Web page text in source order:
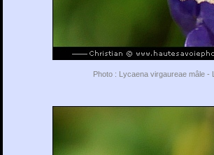
Photo : Lycaena virgaureae mâle -